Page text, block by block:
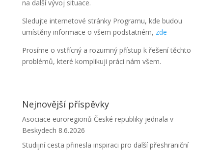
na další vývoj situace.
Sledujte internetové stránky Programu, kde budou
umístěny informace o všem podstatném, zde
Prosíme o vstřícný a rozumný přístup k řešení těchto
problémů, které komplikuji práci nám všem.
Nejnovější příspěvky
Asociace euroregionů České republiky jednala v
Beskydech 8.6.2026
Studijní cesta přinesla inspiraci pro další přeshraniční